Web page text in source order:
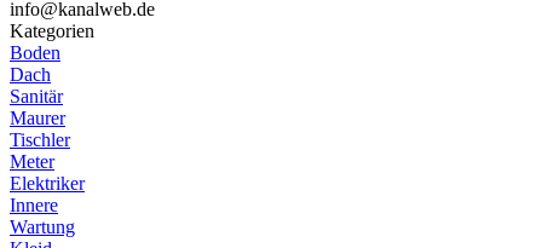
info@kanalweb.de
Kategorien
Boden
Dach
Sanitär
Maurer
Tischler
Meter
Elektriker
Innere
Wartung